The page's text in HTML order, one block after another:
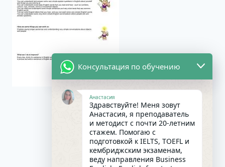
Консультация по обучению
Анастасия
Здравствуйте! Меня зовут
Анастасия, я преподаватель
и методист с почти 20-летним
стажем. Помогаю с
подготовкой к IELTS, TOEFL и
кембриджским экзаменам,
веду направления Business